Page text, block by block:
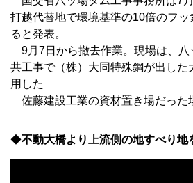
打越代替地で環境基準の10倍のフ
ると発表。
9月7日から撤去作業。現場は、八
共工事で（株）大同特殊鋼が出した
用した
佐藤建設工業の資材置き場だった
◆不動大橋より上流側の地すべり地